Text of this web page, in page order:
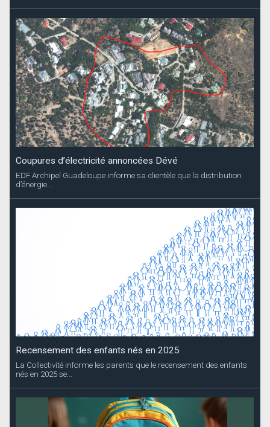
Coupures d’électricité annoncées Dévé
EDF Archipel Guadeloupe informe sa clientèle que la distribution
d’énergie...
Recensement des enfants nés en 2025
La Collectivité informe les parents que le recensement des enfants
nés en 2025 se...